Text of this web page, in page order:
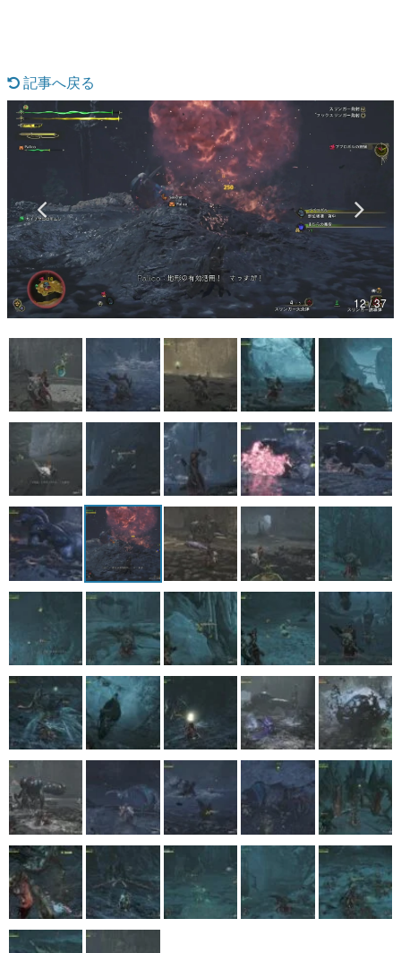
なんでゲームは面白い？
ゲーム開発者・hamatsu氏がゲームの魅力を画面や操作の
具体的な形から解き明かしていく、硬派で骨太な評論連載
です。
ゲームが変えた日本語
「経験値」「裏技」「ラスボス」… ゲームにまつわる言葉
の起源や用法の変遷を、コンピューター文化史研究家・タ
イニーP氏が徹底調査。
カテゴリ
特集記事
マンガ
女性向け
アプリレビュー
その他
電ファミニコゲーマーとは？
運営：株式会社マレ
記事へ戻る
12 / 37